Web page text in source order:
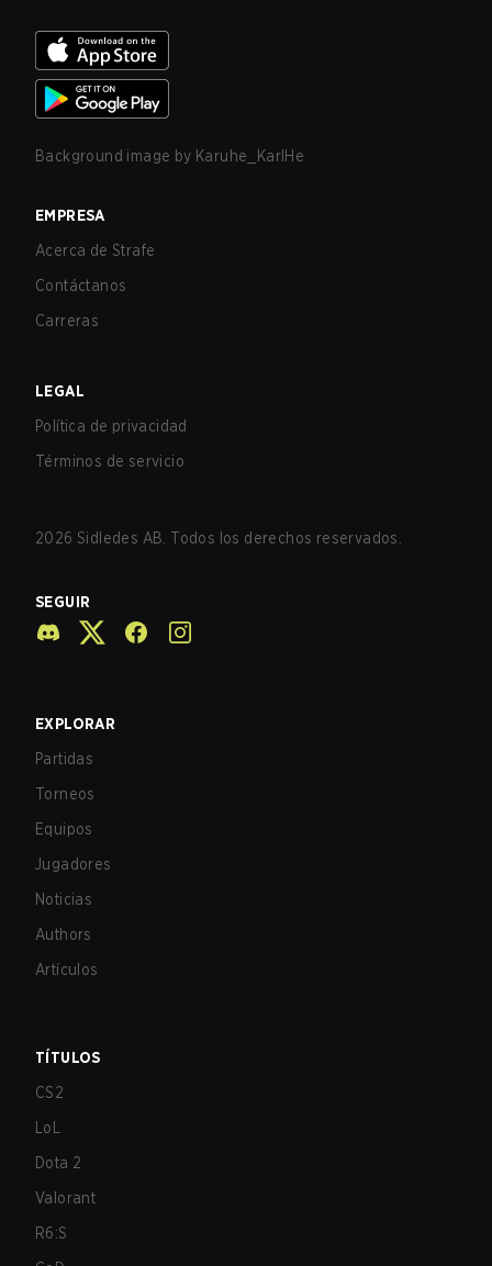
Background image by Karuhe_KarlHe
EMPRESA
Acerca de Strafe
Contáctanos
Carreras
LEGAL
Política de privacidad
Términos de servicio
2026 Sidledes AB. Todos los derechos reservados.
SEGUIR
EXPLORAR
Partidas
Torneos
Equipos
Jugadores
Noticias
Authors
Artículos
TÍTULOS
CS2
LoL
Dota 2
Valorant
R6:S